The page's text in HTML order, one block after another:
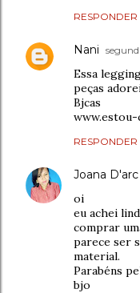
RESPONDER
Nani
Essa
peças
Bjcas
www.estou-
RESPONDER
Joana D'arc
oi
eu achei
comprar
parece ser
material.
Parabéns
bjo